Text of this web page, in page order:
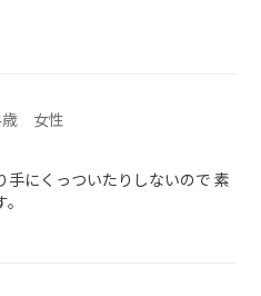
歳 女性
にくっついたりしないので 素